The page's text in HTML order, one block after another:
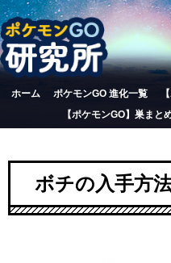
ホーム ポケモンGO 進化一覧
【ポケモンGO】巣まと
ボチの入手方